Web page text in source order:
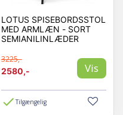
LOTUS SPISEBORDSSTOL
MED ARMLÆN - SORT
SEMIANILINLÆDER
3225,-
2580,-
Vis
Tilgængelig